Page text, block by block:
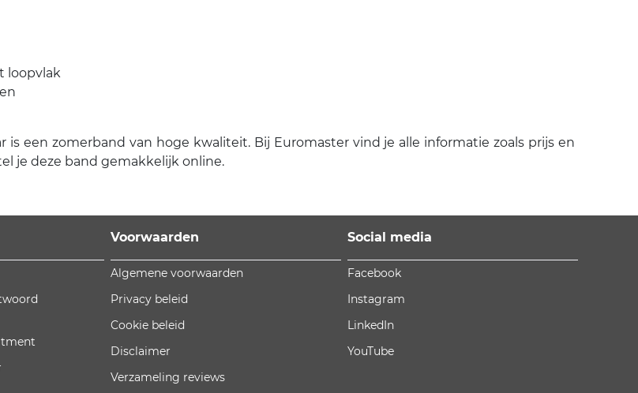
loopvlak
is een zomerband van hoge kwaliteit. Bij Euromaster vind je alle informatie zoals prijs en
je deze band gemakkelijk online.
Voorwaarden
Algemene voorwaarden
Privacy beleid
Cookie beleid
Disclaimer
Verzameling reviews
Social media
Facebook
Instagram
LinkedIn
YouTube